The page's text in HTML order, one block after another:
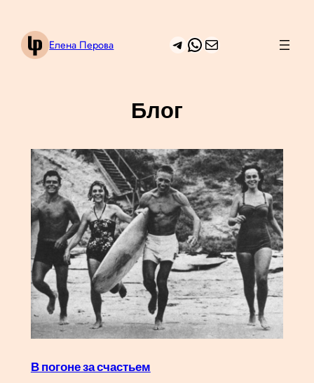
содержимомуЕлена Перова Telegram
WhatsApp
Mail
Блог
В погоне за счастьем